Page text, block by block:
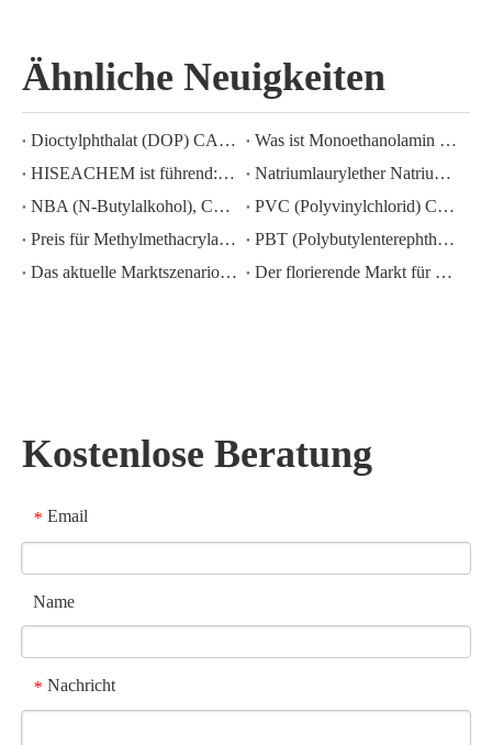
Ähnliche Neuigkeiten
Dioctylphthalat (DOP) CAS-NR.:117-81-7
Was ist Monoethanolamin (MEA)?
HISEACHEM ist führend: Jüngste Erfolge beim Export von Essigsäure, Oxalsäure, Schwefelsäure, Salpetersäure, Natronlauge, Flüssigalkali und Natriummetabisulfit aus China
Natriumlaurylether Natriumlaurylethersulfat (sles70 %/aes 70 %) CAS-NR.: 68585-34-2sles70 %/aes 70 %) CAS-NR.: 68585-34-2
NBA (N-Butylalkohol), CAS-Nr.:71-36-3, Branchenkenntnisse
PVC (Polyvinylchlorid) CAS-NR.:9002-86-2
Preis für Methylmethacrylat MMA CAS 80-62-6 sinkt stark
PBT (Polybutylenterephthalat) CAS-NR.26062-94-2
Das aktuelle Marktszenario für Schwefelsäure in China: Ein Jahresrückblick
Der florierende Markt für Kaliumhydroxid-, Natriumhydroxid- und Wasserstoffperoxid-Exporte aus China: Ein Rückblick auf das vergangene Jahr
Kostenlose Beratung
* Email
Name
* Nachricht